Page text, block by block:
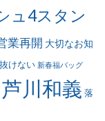
ュ4スタン
業再開 大切なお知
抜けない 新春福バッグ
芦川和義 落